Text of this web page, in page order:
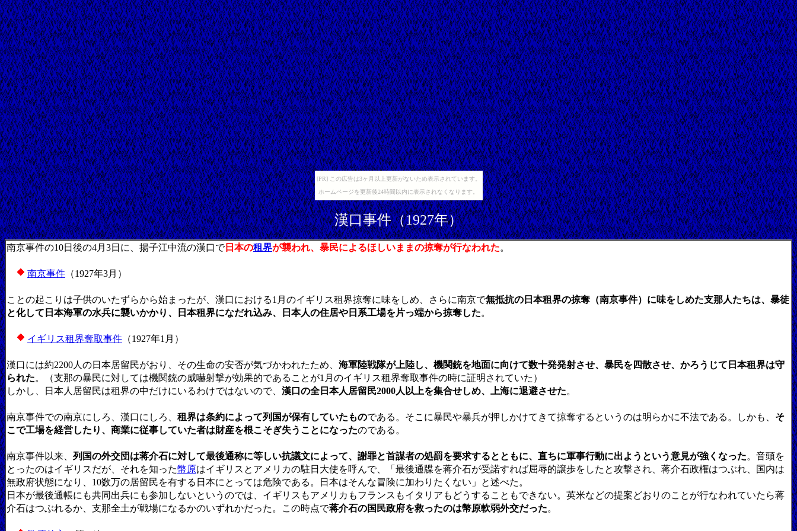
[PR] この広告は3ヶ月以上更新がないため表示されています。
ホームページを更新後24時間以内に表示されなくなります。
漢口事件（1927年）
南京事件の10日後の4月3日に、揚子江中流の漢口で日本の租界が襲われ、暴民によるほしいままの掠奪が行なわれた。
南京事件 （1927年3月）
ことの起こりは子供のいたずらから始まったが、漢口における1月のイギリス租界掠奪に味をしめ、さらに南京で無抵抗の日本租界の掠奪（南京事件）に味をしめた支那人たちは、暴徒
と化して日本海軍の水兵に襲いかかり、日本租界になだれ込み、日本人の住居や日系工場を片っ端から掠奪した。
イギリス租界奪取事件 （1927年1月）
漢口には約2200人の日本居留民がおり、その生命の安否が気づかわれたため、 海軍陸戦隊が上陸し、機関銃を地面に向けて数十発発射させ、暴民を四散させ、かろうじて日本租界は守
られた。（支那の暴民に対しては機関銃の威嚇射撃が効果的であることが1月のイギリス租界奪取事件の時に証明されていた）
しかし、日本人居留民は租界の中だけにいるわけではないので、 漢口の全日本人居留民2000人以上を集合せしめ、上海に退避させた。
南京事件での南京にしろ、漢口にしろ、 租界は条約によって列国が保有していたものである。そこに暴民や暴兵が押しかけてきて掠奪するというのは明らかに不法である。しかも、 そ
こで工場を経営したり、商業に従事していた者は財産を根こそぎ失うことになったのである。
南京事件以来、 列国の外交団は蒋介石に対して最後通称に等しい抗議文によって、謝罪と首謀者の処罰を要求するとともに、直ちに軍事行動に出ようという意見が強くなった。音頭を
とったのはイギリスだが、それを知った幣原はイギリスとアメリカの駐日大使を呼んで、「最後通牒を蒋介石が受諾すれば屈辱的譲歩をしたと攻撃され、蒋介石政権はつぶれ、国内は
無政府状態になり、10数万の居留民を有する日本にとっては危険である。日本はそんな冒険に加わりたくない」と述べた。
日本が最後通帳にも共同出兵にも参加しないというのでは、イギリスもアメリカもフランスもイタリアもどうすることもできない。英米などの提案どおりのことが行なわれていたら蒋
介石はつぶれるか、支那全土が戦場になるかのいずれかだった。この時点で蒋介石の国民政府を救ったのは幣原軟弱外交だった。